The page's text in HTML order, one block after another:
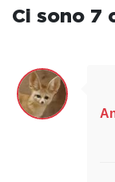
Ci sono 7